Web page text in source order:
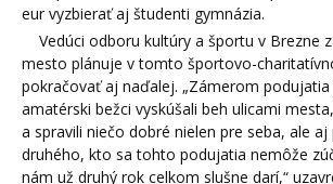
eur vyzbierať aj študenti gymnázia.
Vedúci odboru kultúry a športu v Brezne
mesto plánuje v tomto športovo-
pokračovať aj naďalej. „Zámerom
amatérski bežci vyskúšali beh ulicami
a spravili niečo dobré nielen pre seba, ale
druhého, kto sa tohto podujatia nemôže
nám už druhý rok celkom slušne darí,“